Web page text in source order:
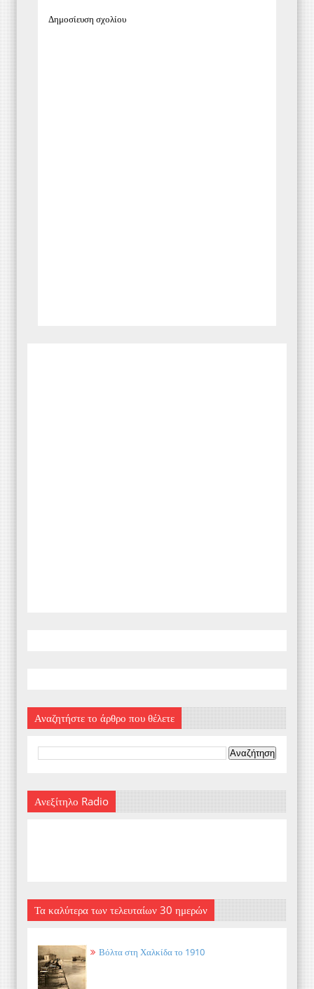
Δημοσίευση σχολίου
Αναζητήστε το άρθρο που θέλετε
Ανεξίτηλο Radio
Τα καλύτερα των τελευταίων 30 ημερών
Βόλτα στη Χαλκίδα το 1910